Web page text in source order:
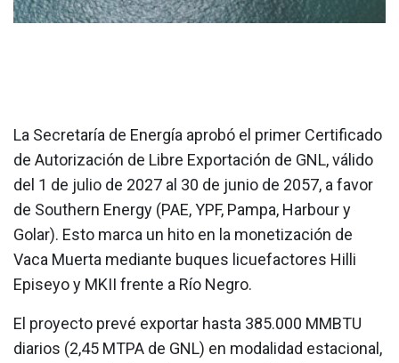
La Secretaría de Energía aprobó el primer Certificado
de Autorización de Libre Exportación de GNL, válido
del 1 de julio de 2027 al 30 de junio de 2057, a favor
de Southern Energy (PAE, YPF, Pampa, Harbour y
Golar). Esto marca un hito en la monetización de
Vaca Muerta mediante buques licuefactores Hilli
Episeyo y MKII frente a Río Negro.
El proyecto prevé exportar hasta 385.000 MMBTU
diarios (2,45 MTPA de GNL) en modalidad estacional,